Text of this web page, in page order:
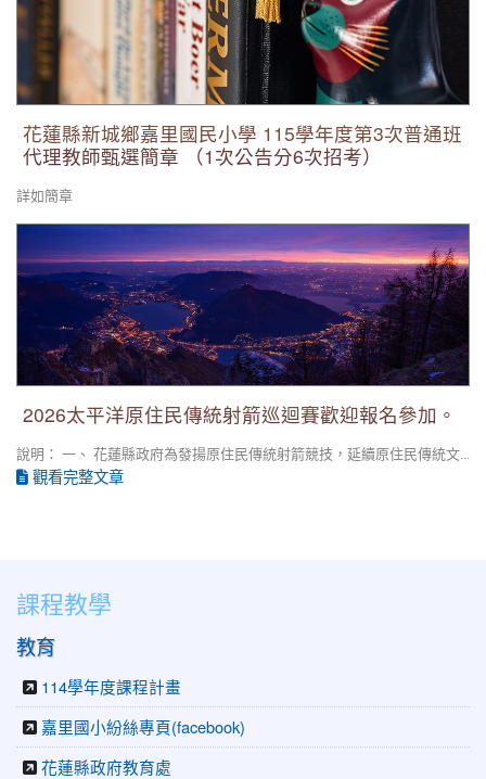
花蓮縣新城鄉嘉里國民小學 115學年度第3次普通班
代理教師甄選簡章 （1次公告分6次招考）
詳如簡章
2026太平洋原住民傳統射箭巡迴賽歡迎報名參加。
2026太平洋原住民傳統射箭巡迴賽歡迎報名參加。
說明： 一、 花蓮縣政府為發揚原住民傳統射箭競技，延續原住民傳統文...
觀看完整文章
課程教學
教育
114學年度課程計畫
嘉里國小紛絲專頁(facebook)
花蓮縣政府教育處